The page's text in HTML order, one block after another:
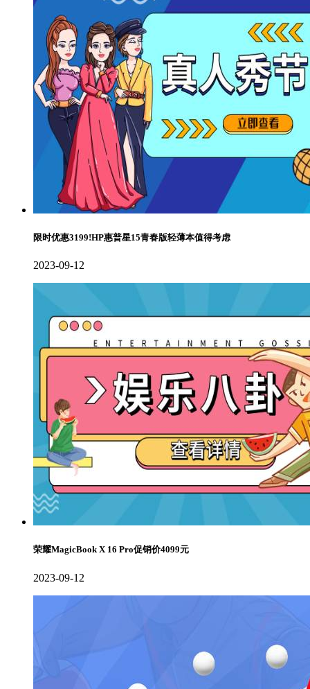
限时优惠3199!HP惠普星15青春版轻薄本值得考虑
2023-09-12
荣耀MagicBook X 16 Pro促销价4099元
2023-09-12